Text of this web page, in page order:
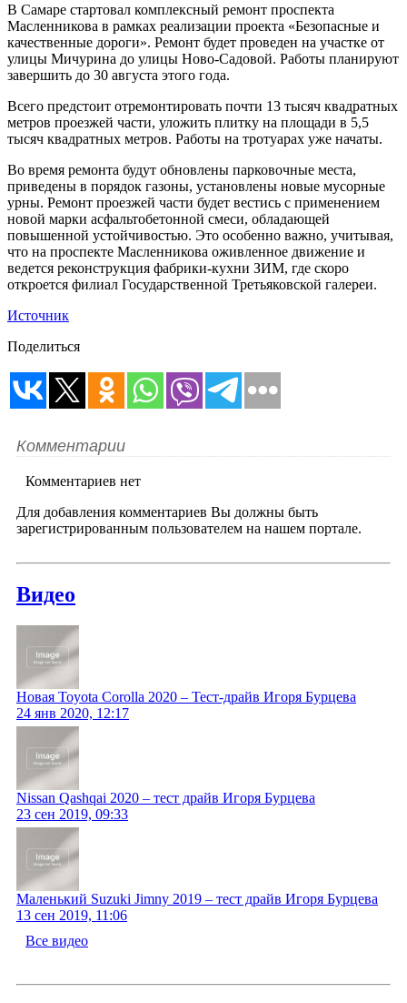
В Самаре стартовал комплексный ремонт проспекта
Масленникова в рамках реализации проекта «Безопасные и
качественные дороги». Ремонт будет проведен на участке от
улицы Мичурина до улицы Ново-Садовой. Работы планируют
завершить до 30 августа этого года.
Всего предстоит отремонтировать почти 13 тысяч квадратных
метров проезжей части, уложить плитку на площади в 5,5
тысяч квадратных метров. Работы на тротуарах уже начаты.
Во время ремонта будут обновлены парковочные места,
приведены в порядок газоны, установлены новые мусорные
урны. Ремонт проезжей части будет вестись с применением
новой марки асфальтобетонной смеси, обладающей
повышенной устойчивостью. Это особенно важно, учитывая,
что на проспекте Масленникова оживленное движение и
ведется реконструкция фабрики-кухни ЗИМ, где скоро
откроется филиал Государственной Третьяковской галереи.
Источник
Поделиться
Комментарии
Комментариев нет
Для добавления комментариев Вы должны быть
зарегистрированным пользователем на нашем портале.
Видео
Новая Toyota Corolla 2020 – Тест-драйв Игоря Бурцева
24 янв 2020, 12:17
Nissan Qashqai 2020 – тест драйв Игоря Бурцева
23 сен 2019, 09:33
Маленький Suzuki Jimny 2019 – тест драйв Игоря Бурцева
13 сен 2019, 11:06
Все видео